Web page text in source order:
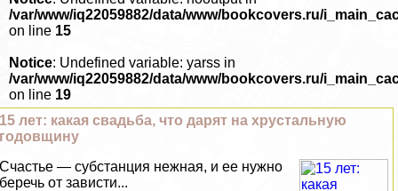
/var/www/iq22059882/data/www/bookcovers.ru/
on line 15
Notice: Undefined variable: yarss in
/var/www/iq22059882/data/www/bookcovers.ru/
on line 19
15 лет: какая свадьба, что дарят на хрустальную
годовщину
Счастье — субстанция нежная, и ее нужно
беречь от зависти...